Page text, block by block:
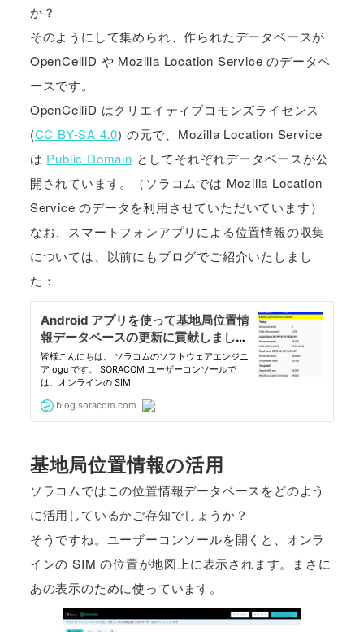
か？
そのようにして集められ、作られたデータベースが
OpenCelliD や Mozilla Location Service のデータベ
ースです。
OpenCelliD はクリエイティブコモンズライセンス
(CC BY-SA 4.0) の元で、Mozilla Location Service
は Public Domain としてそれぞれデータベースが公
開されています。（ソラコムでは Mozilla Location
Service のデータを利用させていただいています）
なお、スマートフォンアプリによる位置情報の収集
については、以前にもブログでご紹介いたしまし
た：
基地局位置情報の活用
ソラコムではこの位置情報データベースをどのよう
に活用しているかご存知でしょうか？
そうですね。ユーザーコンソールを開くと、オンラ
インの SIM の位置が地図上に表示されます。まさに
あの表示のために使っています。